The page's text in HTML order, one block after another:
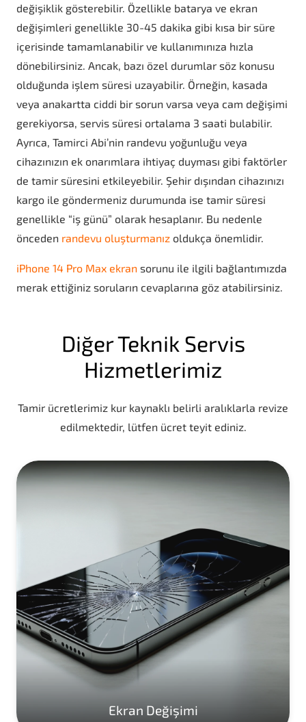
değişiklik gösterebilir. Özellikle batarya ve ekran
değişimleri genellikle 30-45 dakika gibi kısa bir süre
içerisinde tamamlanabilir ve kullanımınıza hızla
dönebilirsiniz. Ancak, bazı özel durumlar söz konusu
olduğunda işlem süresi uzayabilir. Örneğin, kasada
veya anakartta ciddi bir sorun varsa veya cam değişimi
gerekiyorsa, servis süresi ortalama 3 saati bulabilir.
Ayrıca, Tamirci Abi’nin randevu yoğunluğu veya
cihazınızın ek onarımlara ihtiyaç duyması gibi faktörler
de tamir süresini etkileyebilir. Şehir dışından cihazınızı
kargo ile göndermeniz durumunda ise tamir süresi
genellikle “iş günü” olarak hesaplanır. Bu nedenle
önceden randevu oluşturmanız oldukça önemlidir.
iPhone 14 Pro Max ekran sorunu ile ilgili bağlantımızda
merak ettiğiniz soruların cevaplarına göz atabilirsiniz.
Diğer Teknik Servis
Hizmetlerimiz
Tamir ücretlerimiz kur kaynaklı belirli aralıklarla revize
edilmektedir, lütfen ücret teyit ediniz.
Ekran Değişimi